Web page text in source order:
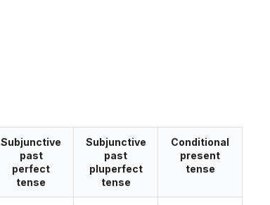
Subjunctive
past
perfect
tense
Subjunctive
past
pluperfect
tense
Conditional
present
tense